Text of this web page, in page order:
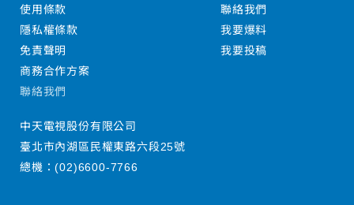
使用條款
隱私權條款
免責聲明
商務合作方案
聯絡我們
我要爆料
我要投稿
聯絡我們
中天電視股份有限公司
臺北市內湖區民權東路六段25號
總機：(02)6600-7766